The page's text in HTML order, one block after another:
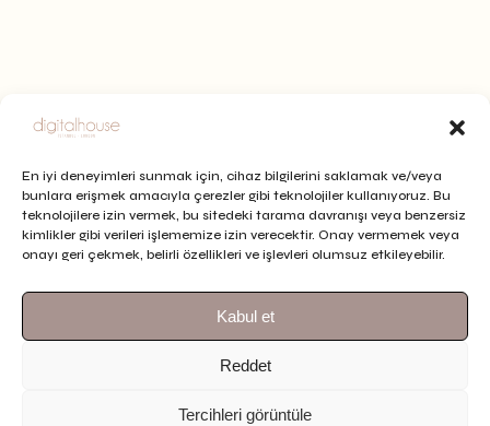
En iyi deneyimleri sunmak için, cihaz bilgilerini saklamak ve/veya
bunlara erişmek amacıyla çerezler gibi teknolojiler kullanıyoruz. Bu
teknolojilere izin vermek, bu sitedeki tarama davranışı veya benzersiz
kimlikler gibi verileri işlememize izin verecektir. Onay vermemek veya
onayı geri çekmek, belirli özellikleri ve işlevleri olumsuz etkileyebilir.
Kabul et
Reddet
Tercihleri görüntüle